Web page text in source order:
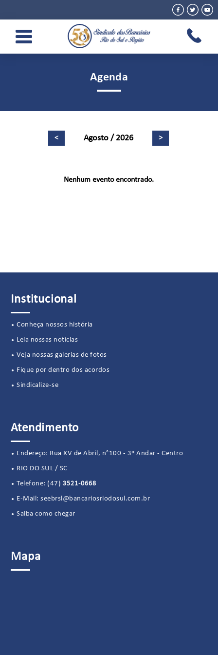
Agenda
< >
Nenhum evento encontrado.
Institucional
Conheça nossos história
Leia nossas notícias
Veja nossas galerias de fotos
Fique por dentro dos acordos
Sindicalize-se
Atendimento
Endereço: Rua XV de Abril, n°100 - 3º Andar - Centro
RIO DO SUL / SC
Telefone: (47) 3521-0668
E-Mail:seebrsl@bancariosriodosul.com.br
Saiba como chegar
Mapa